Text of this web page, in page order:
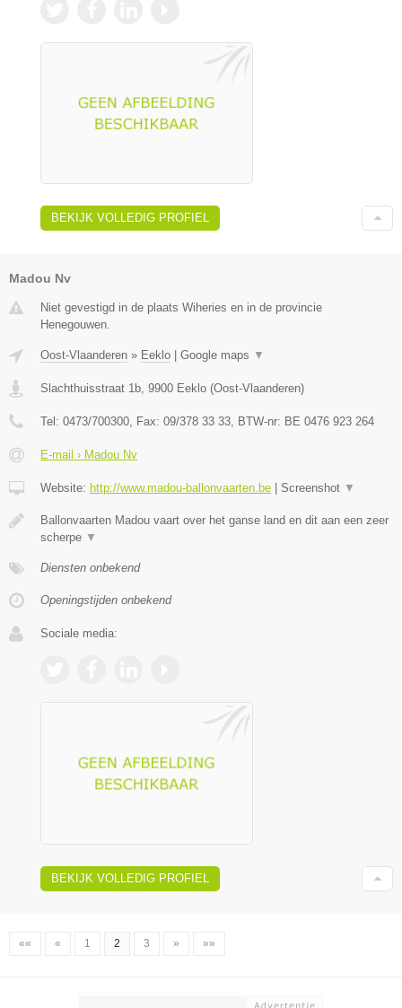
BEKIJK VOLLEDIG PROFIEL
Madou Nv
Niet gevestigd in de plaats Wiheries en in de provincie
Henegouwen.
Oost-Vlaanderen » Eeklo Google maps ▼
Slachthuisstraat 1b, 9900 Eeklo (Oost-Vlaanderen)
Tel: 0473/700300, Fax: 09/378 33 33, BTW-nr: BE 0476 923 264
E-mail › Madou Nv
Website: http://www.madou-ballonvaarten.be Screenshot ▼
Ballonvaarten Madou vaart over het ganse land en dit aan een zeer
scherpe ▼
Diensten onbekend
Openingstijden onbekend
Sociale media:
BEKIJK VOLLEDIG PROFIEL
«« « 1 2 3 » »»